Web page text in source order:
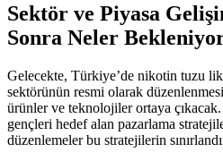
Sektör ve Piyasa
Sonra Neler
Gelecekte, Türkiye’de nikotin tuzu
sektörünün resmi olarak
ürünler ve teknolojiler ortaya
gençleri hedef alan pazarlama
düzenlemeler bu stratejilerin